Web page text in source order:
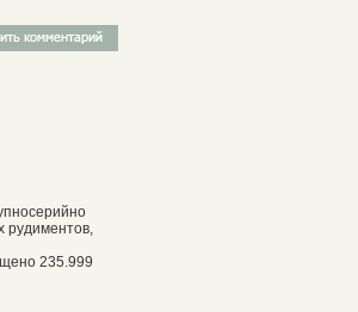
рудиментов,
235.999